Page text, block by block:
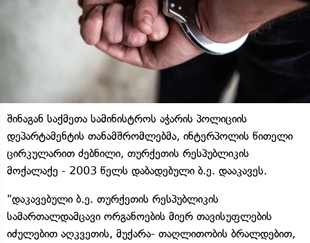
შინაგან საქმეთა სამინისტროს აჭარის პოლიციის
დეპარტამენტის თანამშრომლებმა, ინტერპოლის წითელი
ცირკულარით ძებნილი, თურქეთის რესპუბლიკის
მოქალაქე - 2003 წელს დაბადებული ბ.ე. დააკავეს.
"დაკავებული ბ.ე. თურქეთის რესპუბლიკის
სამართალდამცავი ორგანოების მიერ თავისუფლების
იძულებით აღკვეთის, მუქარა- თაღლითობის ბრალდებით,